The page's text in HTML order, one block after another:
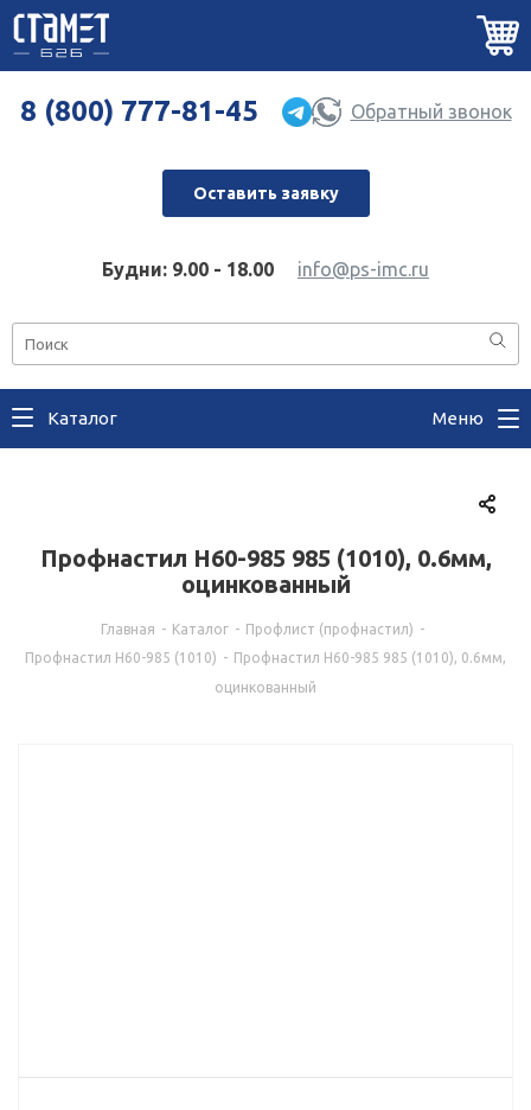
8 (800) 777-81-45 Обратный звонок
Оставить заявку
Будни: 9.00 - 18.00 info@ps-imc.ru
Каталог Меню
Профнастил Н60-985 985 (1010), 0.6мм,
оцинкованный
Главная - Каталог - Профлист (профнастил) -
Профнастил Н60-985 (1010) - Профнастил Н60-985 985 (1010), 0.6мм,
оцинкованный